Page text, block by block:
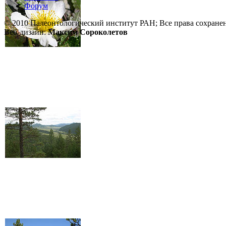
Форум
© 2010 Палеонтологический институт РАН; Все права
Веб-дизайн:Максим Сороколетов